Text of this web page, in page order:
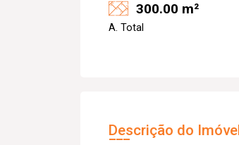
300.00 m²
A. Total
Descrição do